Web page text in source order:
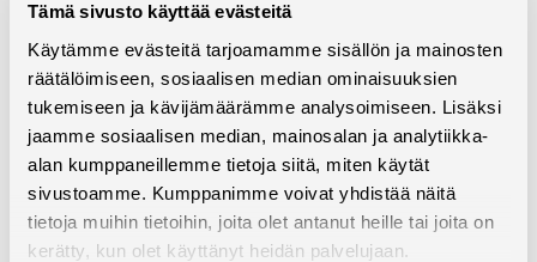
Tämä sivusto käyttää evästeitä
Käytämme evästeitä tarjoamamme sisällön ja mainosten
räätälöimiseen, sosiaalisen median ominaisuuksien
tukemiseen ja kävijämäärämme analysoimiseen. Lisäksi
jaamme sosiaalisen median, mainosalan ja analytiikka-
alan kumppaneillemme tietoja siitä, miten käytät
sivustoamme. Kumppanimme voivat yhdistää näitä
tietoja muihin tietoihin, joita olet antanut heille tai joita on
kerätty, kun olet käyttänyt heidän palvelujaan.